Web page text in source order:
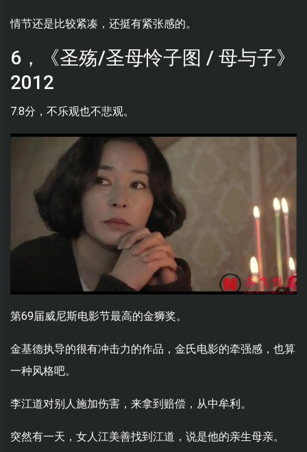
情节还是比较紧凑，还挺有紧张感的。
6，《圣殇/圣母怜子图 / 母与子》
2012
7.8分，不乐观也不悲观。
第69届威尼斯电影节最高的金狮奖。
金基德执导的很有冲击力的作品，金氏电影的牵强感，也算
一种风格吧。
李江道对别人施加伤害，来拿到赔偿，从中牟利。
突然有一天，女人江美善找到江道，说是他的亲生母亲。